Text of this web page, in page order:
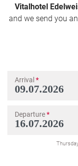
Vitalhotel
and we send you an
Arrival *
Departure*